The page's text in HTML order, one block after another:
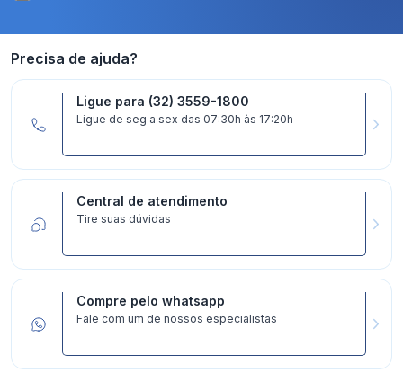
Precisa de ajuda?
Ligue para (32) 3559-1800
Ligue de seg a sex das 07:30h às 17:20h
Central de atendimento
Tire suas dúvidas
Compre pelo whatsapp
Fale com um de nossos especialistas